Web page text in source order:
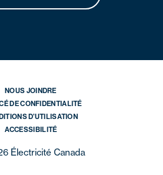
NOUS JOINDRE
DE CONFIDENTIALITÉ
D’UTILISATION
ACCESSIBILITÉ
Électricité Canada